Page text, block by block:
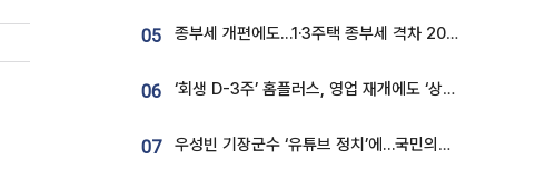
05 종부세 개편에도…1·3주택 종부세 격차 2028년부터 확대
06 ‘회생 D-3주’ 홈플러스, 영업 재개에도 ‘상품 공급망’ 복구가 생존 관건
07 우성빈 기장군수 ‘유튜브 정치’에…국민의힘 군의원들 집단 반발